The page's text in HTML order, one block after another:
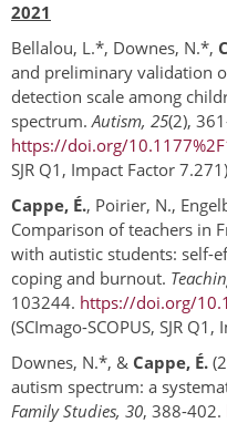
2021
Bellalou, L.*, Downes, N.*,
and preliminary validation
detection scale among
spectrum.Autism, 25(2),
https://doi.org/
SJR Q1, Impact Factor 7.271)
Cappe, É., Poirier, N.,
Comparison of teachers in
with autistic students: self-
coping and burnout.
103244. https://doi.org/
(SCImago-SCOPUS, SJR
Downes, N.*, & Cappe, É.
autism spectrum: a
Family Studies, 30, 388-402.